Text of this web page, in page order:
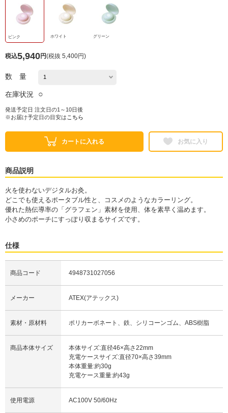
ピンク ホワイト グリーン
税込5,940円(税抜 5,400円)
数 量
在庫状況 ○
発送予定日 注文日の1～10日後
※お届け予定日の目安は こちら
カートに入れる お気に入り
商品説明
火を使わないデジタルお灸。
どこでも使えるポータブル性と、コスメのようなカラーリング。
優れた熱伝導率の「グラフェン」素材を使用、体を素早く温めます。
小さめのポーチにすっぽり収まるサイズです。
仕様
商品コード 4948731027056
メーカー ATEX(アテックス)
素材・原材料 ポリカーボネート、鉄、シリコーンゴム、ABS樹脂
商品本体サイズ
本体サイズ:直径46×高さ22mm
充電ケースサイズ:直径70×高さ39mm
本体重量:約30g
充電ケース重量:約43g
使用電源 AC100V 50/60Hz